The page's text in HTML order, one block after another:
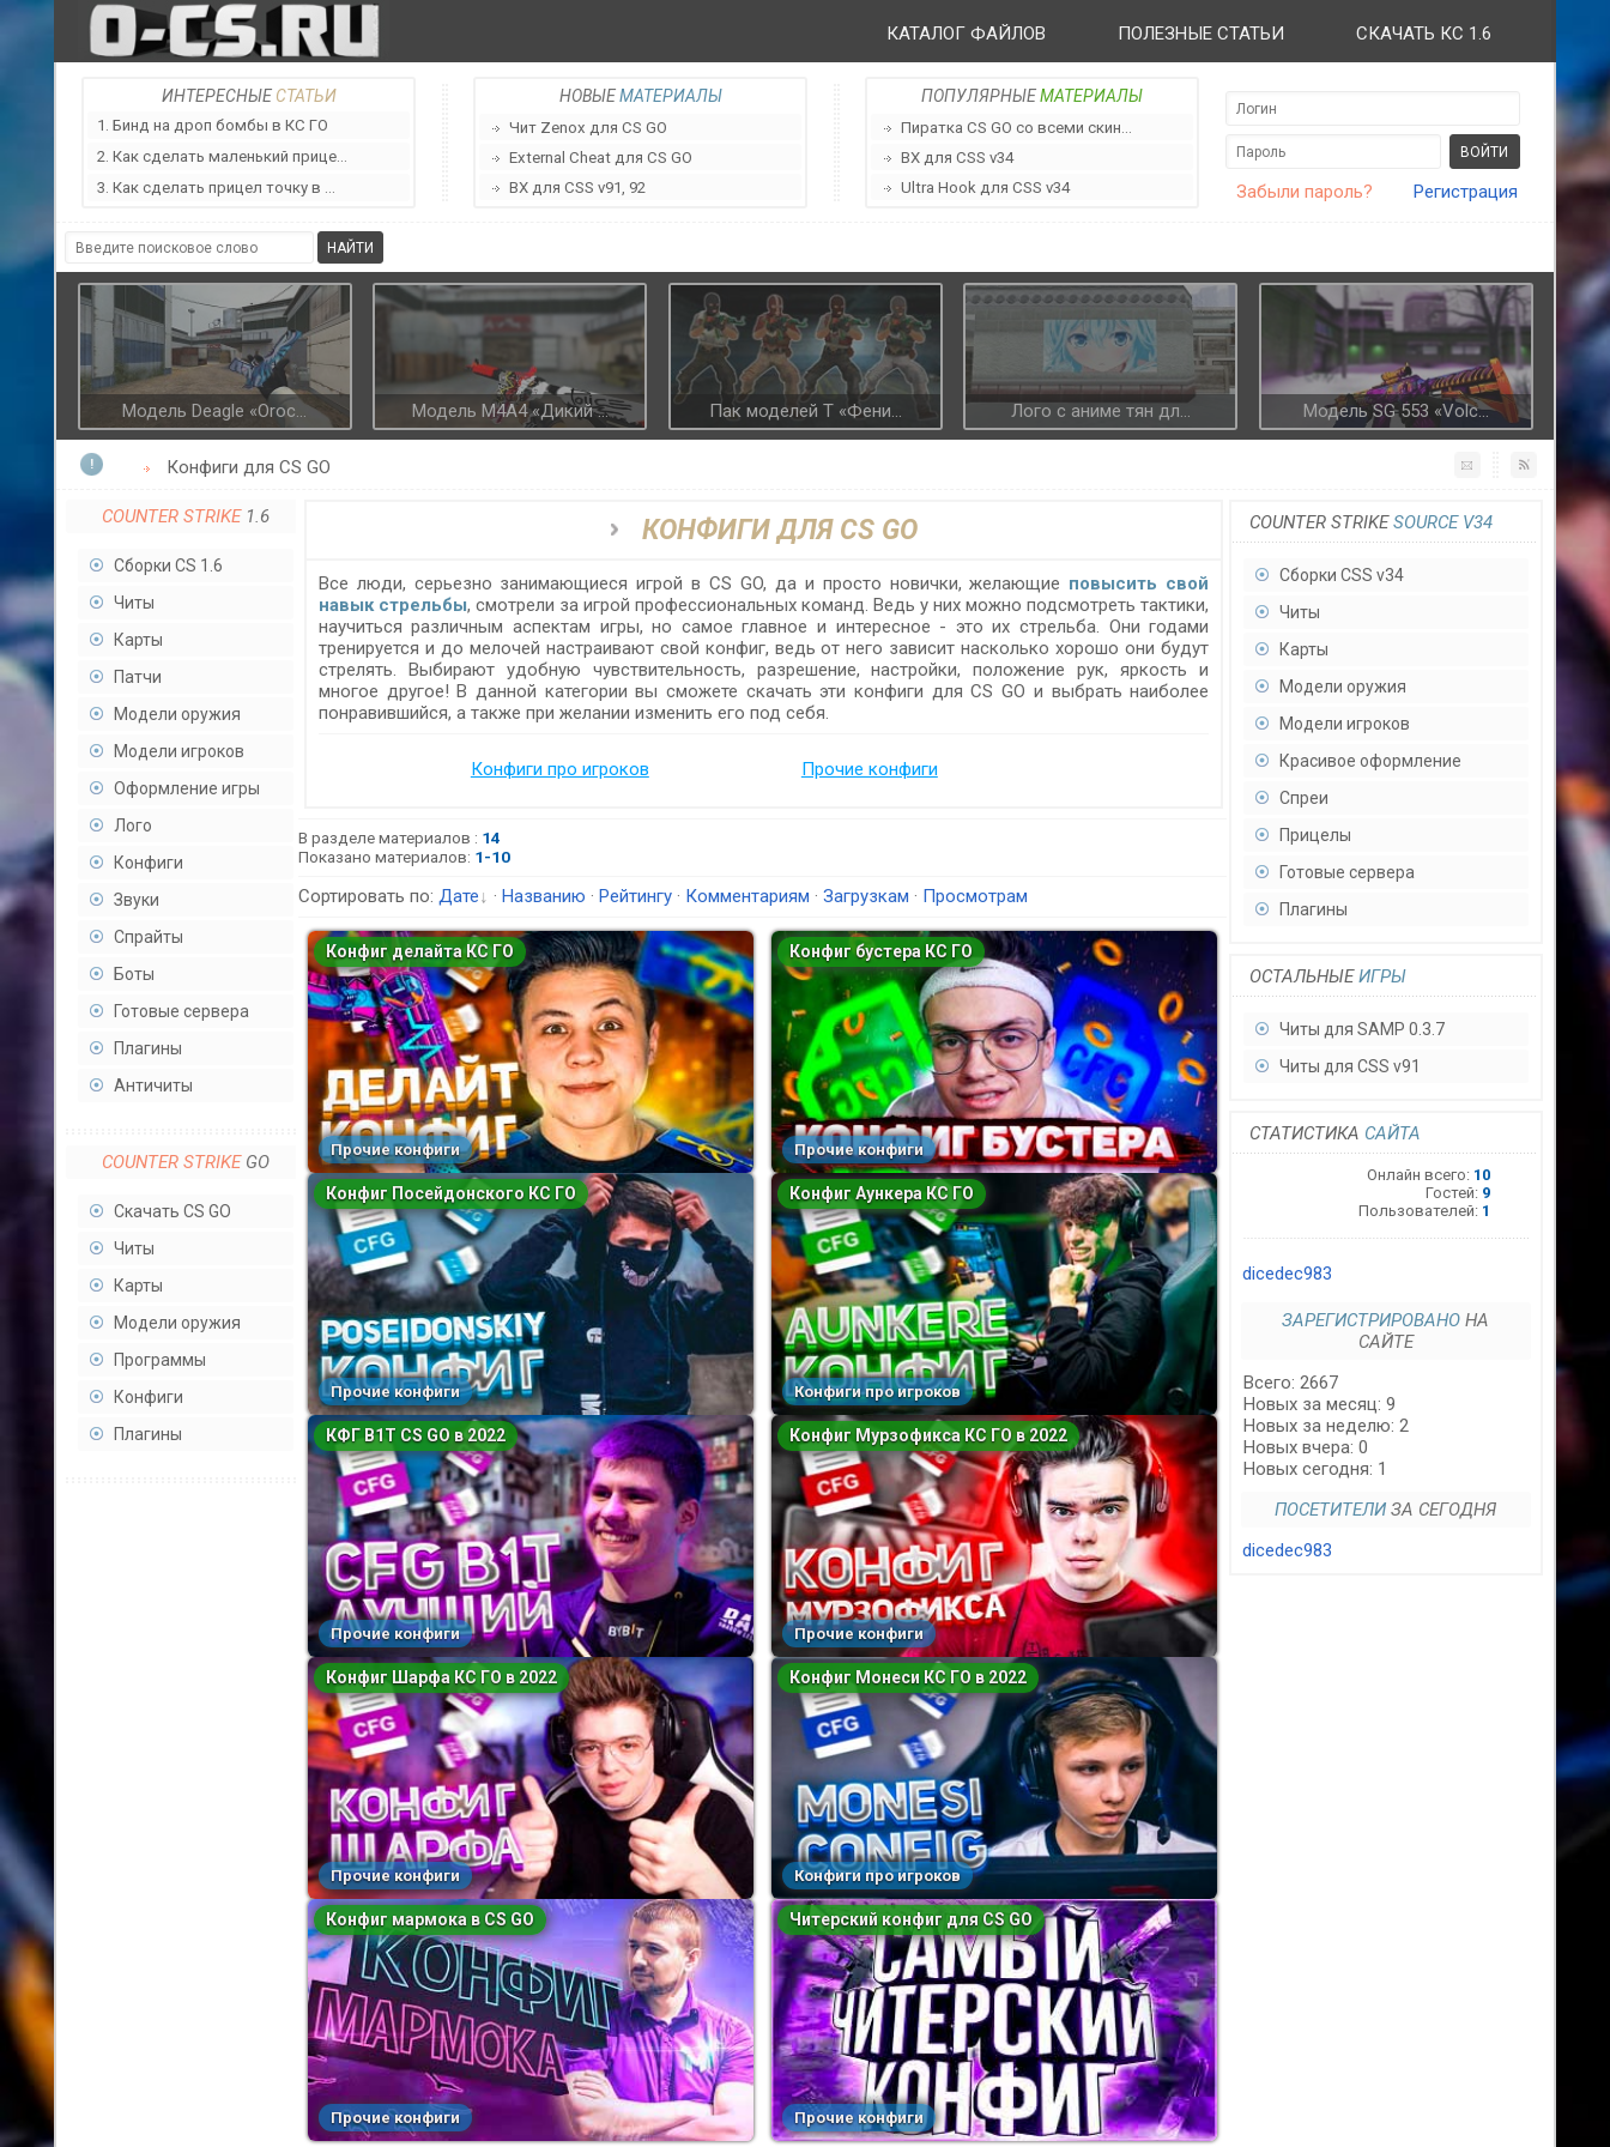
КАТАЛОГ ФАЙЛОВ ПОЛЕЗНЫЕ СТАТЬИ СКАЧАТЬ КС 1.6
ИНТЕРЕСНЫЕ СТАТЬИ
1. Бинд на дроп бомбы в КС ГО
2. Как сделать маленький прице...
3. Как сделать прицел точку в ...
НОВЫЕМАТЕРИАЛЫ
Чит Zenox для CS GO
External Cheat для CS GO
ВХ для CSS v91, 92
ПОПУЛЯРНЫЕМАТЕРИАЛЫ
Пиратка CS GO со всеми скин...
ВХ для CSS v34
Ultra Hook для CSS v34
Забыли пароль? Регистрация
Модель Deagle «Oroc... Модель M4A4 «Дикий ... Пак моделей T «Фени... Лого с аниме тян дл... Модель SG 553 «Volc...
Конфиги для CS GO
COUNTER STRIKE1.6
Сборки CS 1.6
Читы
Карты
Патчи
Модели оружия
Модели игроков
Оформление игры
Лого
Конфиги
Звуки
Спрайты
Боты
Готовые сервера
Плагины
Античиты
COUNTER STRIKEGO
Скачать CS GO
Читы
Карты
Модели оружия
Программы
Конфиги
Плагины
КОНФИГИ ДЛЯ CS GO
Все люди, серьезно занимающиеся игрой в CS GO, да и просто новички, желающие повысить свой
навык стрельбы, смотрели за игрой профессиональных команд. Ведь у них можно подсмотреть тактики,
научиться различным аспектам игры, но самое главное и интересное - это их стрельба. Они годами
тренируется и до мелочей настраивают свой конфиг, ведь от него зависит насколько хорошо они будут
стрелять. Выбирают удобную чувствительность, разрешение, настройки, положение рук, яркость и
многое другое! В данной категории вы сможете скачать эти конфиги для CS GO и выбрать наиболее
понравившийся, а также при желании изменить его под себя.
Конфиги про игроков Прочие конфиги
В разделе материалов : 14
Показано материалов: 1-10
Сортировать по: Дате · Названию · Рейтингу· Комментариям · Загрузкам · Просмотрам
Конфиг делайта КС ГО
Прочие конфиги
Конфиг бустера КС ГО
Прочие конфиги
Конфиг Посейдонского КС ГО
Прочие конфиги
Конфиг Аункера КС ГО
Конфиги про игроков
КФГ B1T CS GO в 2022
Прочие конфиги
Конфиг Мурзофикса КС ГО в 2022
Прочие конфиги
Конфиг Шарфа КС ГО в 2022
Прочие конфиги
Конфиг Монеси КС ГО в 2022
Конфиги про игроков
Конфиг мармока в CS GO
Прочие конфиги
Читерский конфиг для CS GO
Прочие конфиги
COUNTER STRIKESOURCE V34
Сборки CSS v34
Читы
Карты
Модели оружия
Модели игроков
Красивое оформление
Спреи
Прицелы
Готовые сервера
Плагины
ОСТАЛЬНЫЕИГРЫ
Читы для SAMP 0.3.7
Читы для CSS v91
СТАТИСТИКА САЙТА
Онлайн всего: 10
Гостей: 9
Пользователей: 1
dicedec983
ЗАРЕГИСТРИРОВАНО НА
САЙТЕ
Всего: 2667
Новых за месяц: 9
Новых за неделю: 2
Новых вчера: 0
Новых сегодня: 1
ПОСЕТИТЕЛИ ЗА СЕГОДНЯ
dicedec983